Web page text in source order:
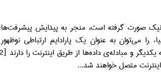
صورت گرفته است، منجر به پیدایش
را می‌توان به عنوان یک پارادایم ارتباطی
و مبادله‌ی داده‌ها از طریق اینترنت را دارند
متصل خواهند شد...